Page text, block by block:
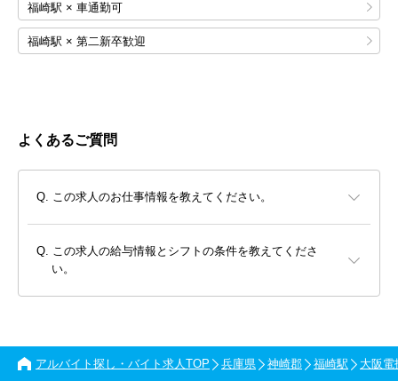
福崎駅 × 車通勤可
福崎駅 × 第二新卒歓迎
よくあるご質問
この求人のお仕事情報を教えてください。
この求人の給与情報とシフトの条件を教えてくださ
い。
アルバイト探し・バイト求人TOP 兵庫県 神崎郡 福崎駅 大阪電